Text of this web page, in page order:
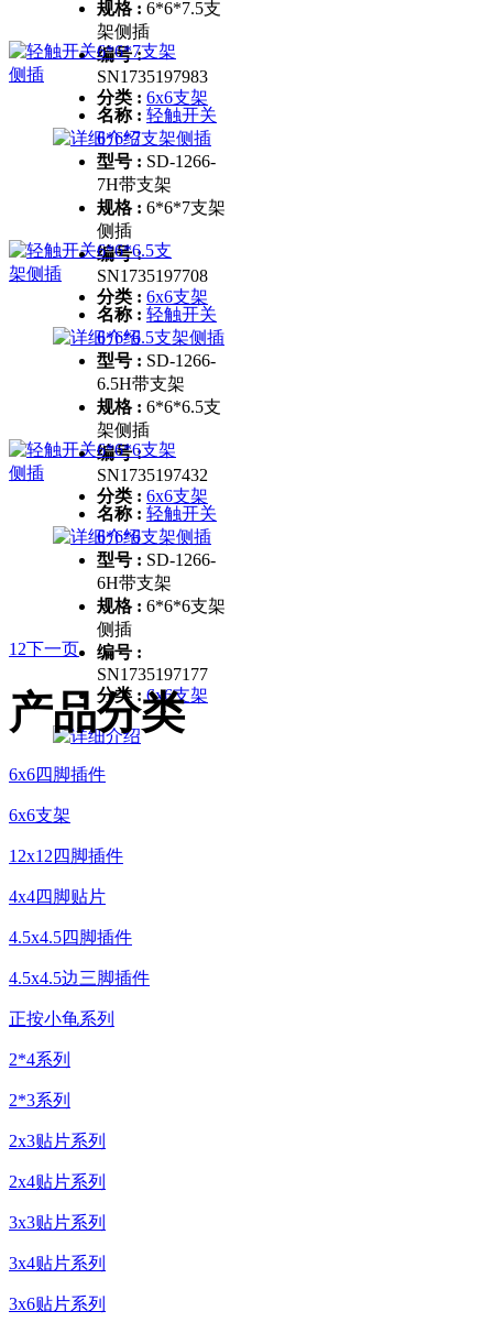
规格 : 6*6*7.5支
架侧插
编号 :
SN1735197983
分类 : 6x6支架
名称 : 轻触开关
6*6*7支架侧插
型号 : SD-1266-
7H带支架
规格 : 6*6*7支架
侧插
编号 :
SN1735197708
分类 : 6x6支架
名称 : 轻触开关
6*6*6.5支架侧插
型号 : SD-1266-
6.5H带支架
规格 : 6*6*6.5支
架侧插
编号 :
SN1735197432
分类 : 6x6支架
名称 : 轻触开关
6*6*6支架侧插
型号 : SD-1266-
6H带支架
规格 : 6*6*6支架
侧插
编号 :
SN1735197177
分类 :6x6支架
12下一页
产品分类
6x6四脚插件
6x6支架
12x12四脚插件
4x4四脚贴片
4.5x4.5四脚插件
4.5x4.5边三脚插件
正按小龟系列
2*4系列
2*3系列
2x3贴片系列
2x4贴片系列
3x3贴片系列
3x4贴片系列
3x6贴片系列